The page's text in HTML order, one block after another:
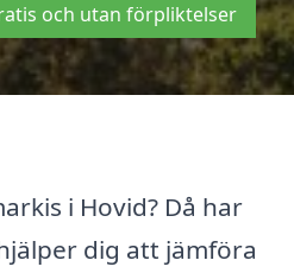
och utan förpliktelser
i Hovid? Då har
dig att jämföra